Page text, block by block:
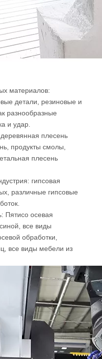
материалов:
детали, резиновые и
разнообразные
и удар.
плесень
продукты смолы,
плесень
гипсовая
различные гипсовые
Пятисо осевая
все виды
обработки,
все виды мебели из